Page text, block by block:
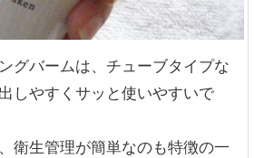
グバームは、チューブタイプな
しやすくサッと使いやすいで
衛生管理が簡単なのも特徴の一